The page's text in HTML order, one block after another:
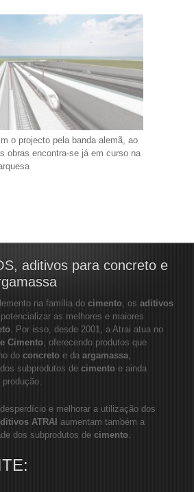
o projecto pela banda alemã, ao
obras encontra-se já em curso na
aditivos para concreto e
na família do cimento, os aditivos
as melhores e maiores
. Por isso, desde 2001, a Atrai atua no
Cimento, oferecendo produtos que
do concreto e da argamassa,
subprodutos de cimento e ainda
e melhorar a utilização dos
ATRAI aumentam também a
dos subprodutos de cimento.